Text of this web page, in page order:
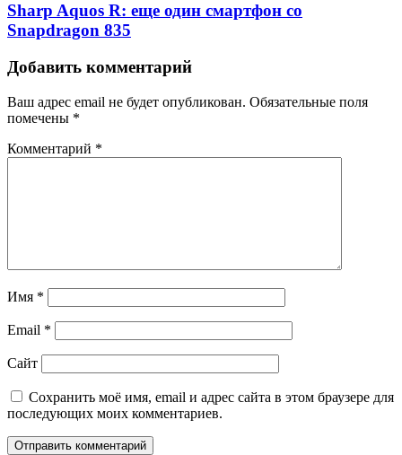
Sharp Aquos R: еще один смартфон со
Snapdragon 835
Добавить комментарий
Ваш адрес email не будет опубликован. Обязательные поля
помечены *
Комментарий *
Имя *
Email *
Сайт
Сохранить моё имя, email и адрес сайта в этом браузере для
последующих моих комментариев.